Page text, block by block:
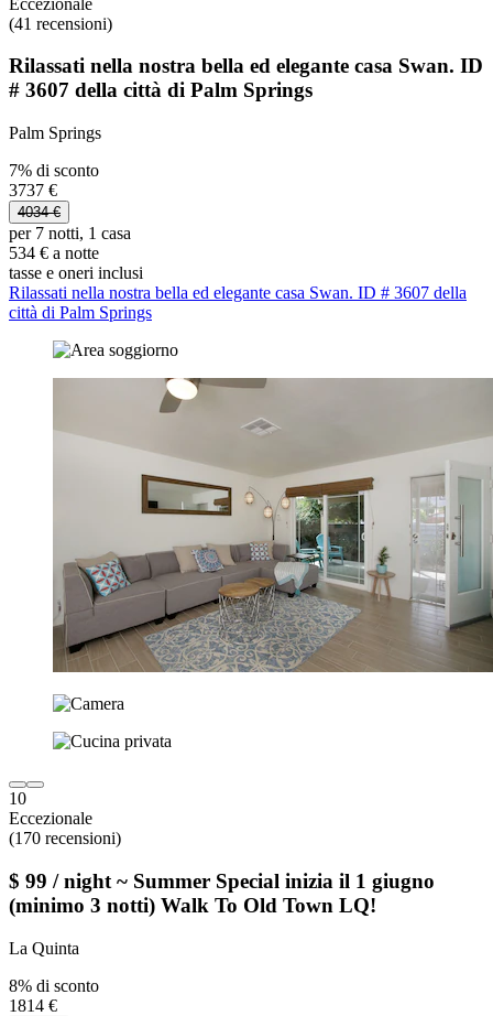
(41 recensioni)
Rilassati nella nostra bella ed elegante casa Swan. ID
# 3607 della città di Palm Springs
Palm Springs
7% di sconto
3737 €
4034 €
per 7 notti, 1 casa
534 € a notte
tasse e oneri inclusi
Rilassati nella nostra bella ed elegante casa Swan. ID # 3607 della
città di Palm Springs
10
Eccezionale
(170 recensioni)
$ 99 / night ~ Summer Special inizia il 1 giugno
(minimo 3 notti) Walk To Old Town LQ!
La Quinta
8% di sconto
1814 €